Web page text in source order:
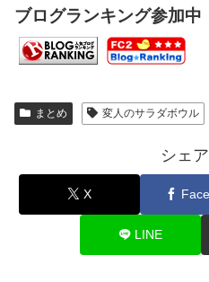
ブログランキング参加中
まとめ 変人のサラダボウル
シェ
X
LINE